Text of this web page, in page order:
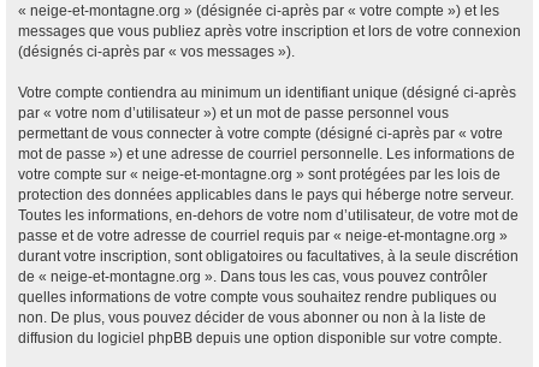
« neige-et-montagne.org » (désignée ci-après par « votre compte ») et les
messages que vous publiez après votre inscription et lors de votre connexion
(désignés ci-après par « vos messages »).
Votre compte contiendra au minimum un identifiant unique (désigné ci-après
par « votre nom d’utilisateur ») et un mot de passe personnel vous
permettant de vous connecter à votre compte (désigné ci-après par « votre
mot de passe ») et une adresse de courriel personnelle. Les informations de
votre compte sur « neige-et-montagne.org » sont protégées par les lois de
protection des données applicables dans le pays qui héberge notre serveur.
Toutes les informations, en-dehors de votre nom d’utilisateur, de votre mot de
passe et de votre adresse de courriel requis par « neige-et-montagne.org »
durant votre inscription, sont obligatoires ou facultatives, à la seule discrétion
de « neige-et-montagne.org ». Dans tous les cas, vous pouvez contrôler
quelles informations de votre compte vous souhaitez rendre publiques ou
non. De plus, vous pouvez décider de vous abonner ou non à la liste de
diffusion du logiciel phpBB depuis une option disponible sur votre compte.